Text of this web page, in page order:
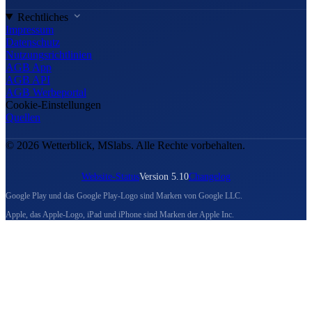
Rechtliches
Impressum
Datenschutz
Nutzungsrichtlinien
AGB App
AGB API
AGB Werbeportal
Cookie-Einstellungen
Quellen
© 2026 Wetterblick, MSlabs. Alle Rechte vorbehalten.
Website-StatusVersion 5.10Changelog
Google Play und das Google Play-Logo sind Marken von Google LLC.
Apple, das Apple-Logo, iPad und iPhone sind Marken der Apple Inc.